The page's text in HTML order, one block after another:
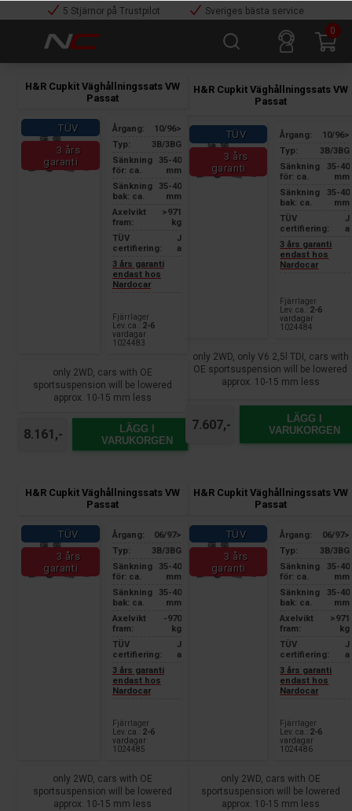
5 Stjärnor på Trustpilot
Sveriges bästa service
0
H&R Cupkit Väghållningssats VW
Passat
TÜV
3 års
garanti
Årgang:
10/96>
Typ:
3B/3BG
Sänkning
för: ca.
35-40
mm
Sänkning
bak: ca.
35-40
mm
Axelvikt
fram:
>971
kg
TÜV
certifiering:
J
a
3 års garanti
endast hos
Nardocar
Fjärrlager
Lev. ca.: 2-6
vardagar
1024483
only 2WD, cars with OE
sportsuspension will be lowered
approx. 10-15 mm less
8.161,-
LÄGG I
VARUKORGEN
H&R Cupkit Väghållningssats VW
Passat
TÜV
3 års
garanti
Årgang:
10/96>
Typ:
3B/3BG
Sänkning
för: ca.
35-40
mm
Sänkning
bak: ca.
35-40
mm
TÜV
certifiering:
J
a
3 års garanti
endast hos
Nardocar
Fjärrlager
Lev. ca.: 2-6
vardagar
1024484
only 2WD, only V6 2,5l TDI, cars with
OE sportsuspension will be lowered
approx. 10-15 mm less
7.607,-
LÄGG I
VARUKORGEN
H&R Cupkit Väghållningssats VW
Passat
TÜV
3 års
garanti
Årgang:
06/97>
Typ:
3B/3BG
Sänkning
för: ca.
35-40
mm
Sänkning
bak: ca.
35-40
mm
Axelvikt
fram:
-970
kg
TÜV
certifiering:
J
a
3 års garanti
endast hos
Nardocar
Fjärrlager
Lev. ca.: 2-6
vardagar
1024485
only 2WD, cars with OE
sportsuspension will be lowered
approx. 10-15 mm less
H&R Cupkit Väghållningssats VW
Passat
TÜV
3 års
garanti
Årgang:
06/97>
Typ:
3B/3BG
Sänkning
för: ca.
35-40
mm
Sänkning
bak: ca.
35-40
mm
Axelvikt
fram:
>971
kg
TÜV
certifiering:
J
a
3 års garanti
endast hos
Nardocar
Fjärrlager
Lev. ca.: 2-6
vardagar
1024486
only 2WD, cars with OE
sportsuspension will be lowered
approx. 10-15 mm less